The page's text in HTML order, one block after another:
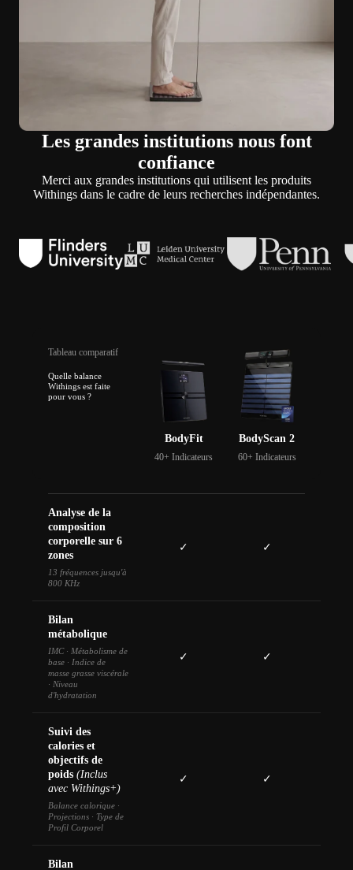
Les grandes institutions nous font
confiance
Merci aux grandes institutions qui utilisent les produits
Withings dans le cadre de leurs recherches indépendantes.
Tableau comparatif
Quelle balance
Withings est faite
pour vous ?
BodyFit
40+ Indicateurs
BodyScan 2
60+ Indicateurs
Analyse de la
composition
corporelle sur 6
zones
13 fréquences jusqu'à
800 KHz
✓ ✓
Bilan
métabolique
IMC · Métabolisme de
base · Indice de
masse grasse viscérale
· Niveau
d'hydratation
✓ ✓
Suivi des
calories et
objectifs de
poids(Inclus
avec Withings+)
Balance calorique ·
Projections · Type de
Profil Corporel
✓ ✓
Bilan